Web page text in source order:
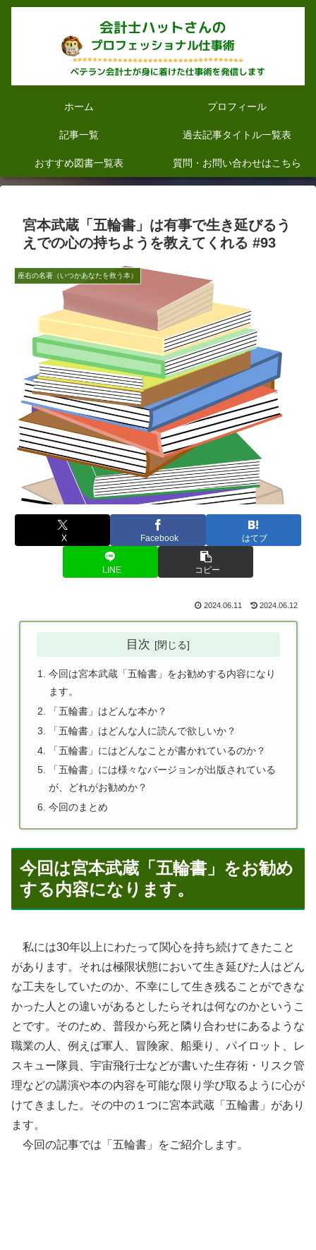
ホーム プロフィール
記事一覧 過去記事タイトル一覧表
おすすめ図書一覧表 質問・お問い合わせはこちら
宮本武蔵「五輪書」は有事で生き延びるう
えでの心の持ちようを教えてくれる #93
座右の名著（いつかあなたを救う本）
X Facebook はてブ
LINE コピー
2024.06.11 2024.06.12
目次
今回は宮本武蔵「五輪書」をお勧めする内容になり
ます。
「五輪書」はどんな本か？
「五輪書」はどんな人に読んで欲しいか？
「五輪書」にはどんなことが書かれているのか？
「五輪書」には様々なバージョンが出版されている
が、どれがお勧めか？
今回のまとめ
今回は宮本武蔵「五輪書」をお勧め
する内容になります。
私には30年以上にわたって関心を持ち続けてきたこと
があります。それは極限状態において生き延びた人はどん
な工夫をしていたのか、不幸にして生き残ることができな
かった人との違いがあるとしたらそれは何なのかというこ
とです。そのため、普段から死と隣り合わせにあるような
職業の人、例えば軍人、冒険家、船乗り、パイロット、レ
スキュー隊員、宇宙飛行士などが書いた生存術・リスク管
理などの講演や本の内容を可能な限り学び取るように心が
けてきました。その中の１つに宮本武蔵「五輪書」があり
ます。
今回の記事では「五輪書」をご紹介します。